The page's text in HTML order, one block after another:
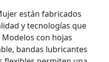
están fabricados
y tecnologías que
con hojas
bandas lubricantes